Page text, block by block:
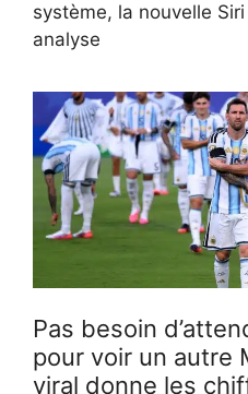
système, la nouvelle
analyse
Pas besoin
pour voir un autre
viral donne les